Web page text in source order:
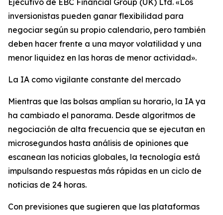
Ejecutivo de EBC Financial Group (UK) Ltd. «Los
inversionistas pueden ganar flexibilidad para
negociar según su propio calendario, pero también
deben hacer frente a una mayor volatilidad y una
menor liquidez en las horas de menor actividad».
La IA como vigilante constante del mercado
Mientras que las bolsas amplían su horario, la IA ya
ha cambiado el panorama. Desde algoritmos de
negociación de alta frecuencia que se ejecutan en
microsegundos hasta análisis de opiniones que
escanean las noticias globales, la tecnología está
impulsando respuestas más rápidas en un ciclo de
noticias de 24 horas.
Con previsiones que sugieren que las plataformas